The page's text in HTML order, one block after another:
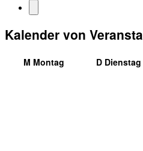
Kalender von
M Montag D Dienstag